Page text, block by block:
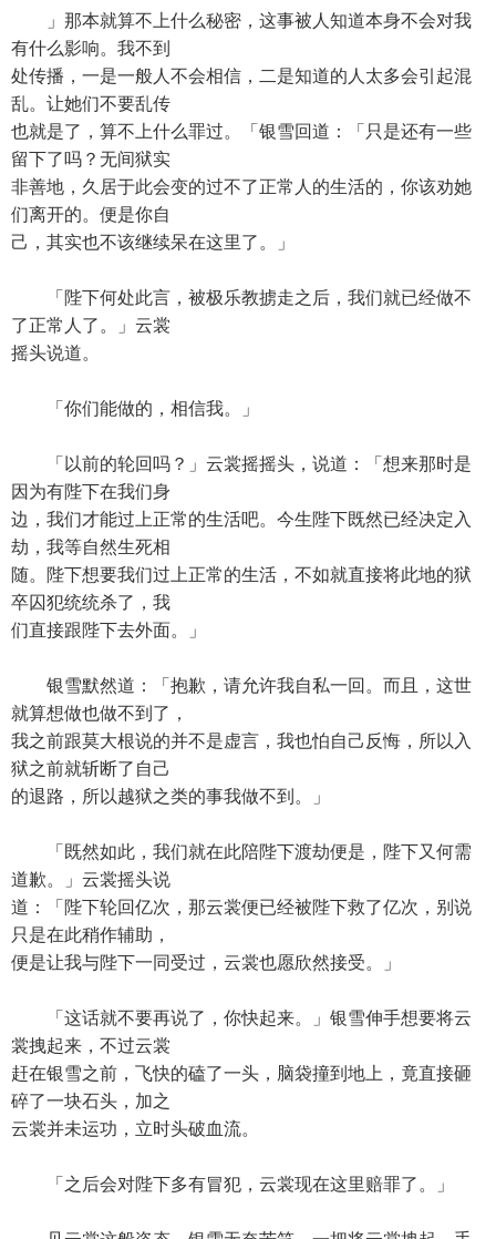
」那本就算不上什么秘密，这事被人知道本身不会对我
有什么影响。我不到
处传播，一是一般人不会相信，二是知道的人太多会引起混
乱。让她们不要乱传
也就是了，算不上什么罪过。「银雪回道：「只是还有一些
留下了吗？无间狱实
非善地，久居于此会变的过不了正常人的生活的，你该劝她
们离开的。便是你自
己，其实也不该继续呆在这里了。」
「陛下何处此言，被极乐教掳走之后，我们就已经做不
了正常人了。」云裳
摇头说道。
「你们能做的，相信我。」
「以前的轮回吗？」云裳摇摇头，说道：「想来那时是
因为有陛下在我们身
边，我们才能过上正常的生活吧。今生陛下既然已经决定入
劫，我等自然生死相
随。陛下想要我们过上正常的生活，不如就直接将此地的狱
卒囚犯统统杀了，我
们直接跟陛下去外面。」
银雪默然道：「抱歉，请允许我自私一回。而且，这世
就算想做也做不到了，
我之前跟莫大根说的并不是虚言，我也怕自己反悔，所以入
狱之前就斩断了自己
的退路，所以越狱之类的事我做不到。」
「既然如此，我们就在此陪陛下渡劫便是，陛下又何需
道歉。」云裳摇头说
道：「陛下轮回亿次，那云裳便已经被陛下救了亿次，别说
只是在此稍作辅助，
便是让我与陛下一同受过，云裳也愿欣然接受。」
「这话就不要再说了，你快起来。」银雪伸手想要将云
裳拽起来，不过云裳
赶在银雪之前，飞快的磕了一头，脑袋撞到地上，竟直接砸
碎了一块石头，加之
云裳并未运功，立时头破血流。
「之后会对陛下多有冒犯，云裳现在这里赔罪了。」